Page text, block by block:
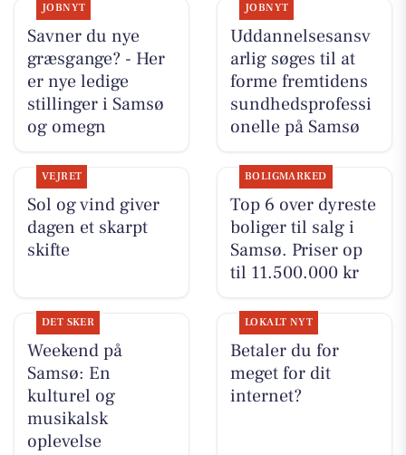
JOBNYT
Savner du nye
græsgange? - Her
er nye ledige
stillinger i Samsø
og omegn
JOBNYT
Uddannelsesansv
arlig søges til at
forme fremtidens
sundhedsprofessi
onelle på Samsø
VEJRET
Sol og vind giver
dagen et skarpt
skifte
BOLIGMARKED
Top 6 over dyreste
boliger til salg i
Samsø. Priser op
til 11.500.000 kr
DET SKER
Weekend på
Samsø: En
kulturel og
musikalsk
oplevelse
LOKALT NYT
Betaler du for
meget for dit
internet?